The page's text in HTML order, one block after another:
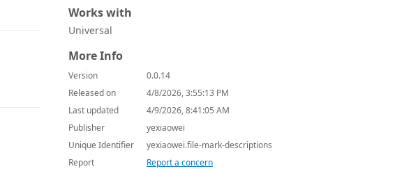
Works with
Universal
More Info
Version
0.0.14
Released on
4/8/2026, 3:55:13 PM
Last updated
4/9/2026, 8:41:05 AM
Publisher
yexiaowei
Unique Identifier
yexiaowei.file-mark-descriptions
Report
Report a concern